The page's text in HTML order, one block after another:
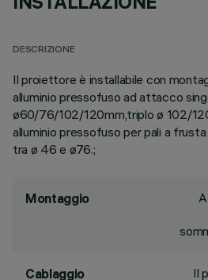
DESCRIZIONE
Il proiettore è installabile con
alluminio pressofuso ad attacco
ø60/76/102/120mm,triplo ø 102/
alluminio pressofuso per pali a
tra ø 46 e ø76.;
Montaggio
Cablaggio
Il